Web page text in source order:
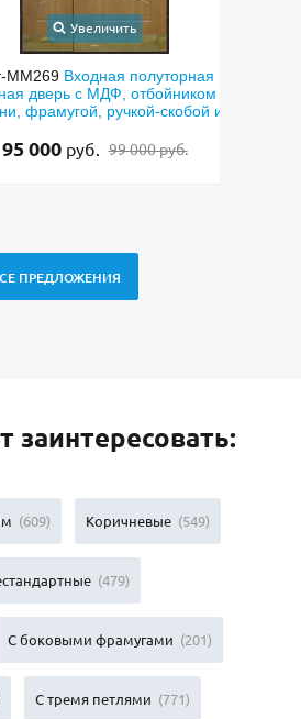
Увеличить
Входная полуторная
с МДФ, отбойником из
ручкой-скобой и
руб. 99 000 руб.
ПРЕДЛОЖЕНИЯ
заинтересовать:
(609) Коричневые (549)
(479)
С боковыми фрамугами (201)
С тремя петлями (771)